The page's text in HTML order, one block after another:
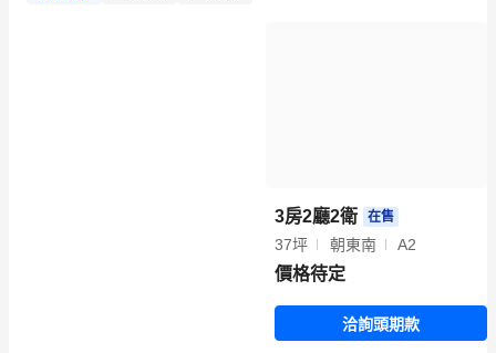
3房2廳2衛 在售
37坪 朝東南 A2
價格待定
洽詢頭期款